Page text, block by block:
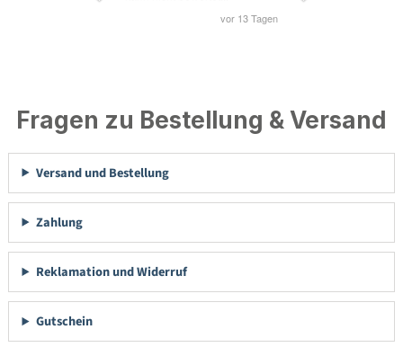
Fragen zu Bestellung & Versand
Versand und Bestellung
Zahlung
Reklamation und Widerruf
Gutschein